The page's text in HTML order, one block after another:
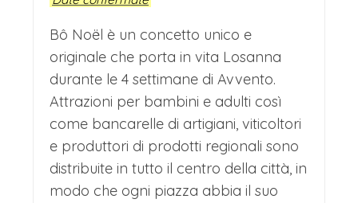
Bô Noël è un concetto unico e
originale che porta in vita Losanna
durante le 4 settimane di Avvento.
Attrazioni per bambini e adulti così
come bancarelle di artigiani, viticoltori
e produttori di prodotti regionali sono
distribuite in tutto il centro della città, in
modo che ogni piazza abbia il suo